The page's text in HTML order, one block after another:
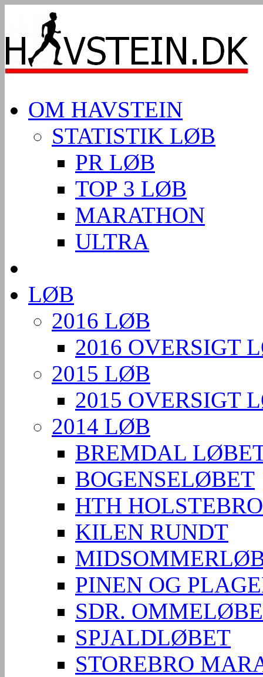
OM HAVSTEIN
STATISTIK LØB
PR LØB
TOP 3 LØB
MARATHON
ULTRA
LØB
2016 LØB
2016 OVERSIGT
2015 LØB
2015 OVERSIGT
2014 LØB
BREMDAL
BOGENSELØBET
HTH
KILEN RUNDT
PINEN OG
SDR.
SPJALDLØBET
STOREBRO